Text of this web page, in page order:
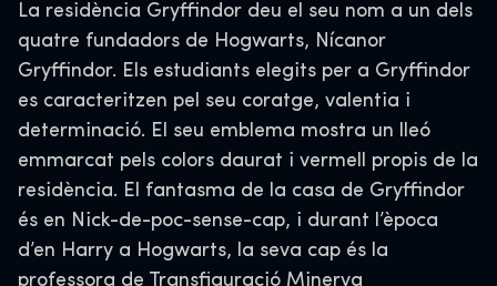
La residència Gryffindor deu el seu nom a un dels
quatre fundadors de Hogwarts, Nícanor
Gryffindor. Els estudiants elegits per a Gryffindor
es caracteritzen pel seu coratge, valentia i
determinació. El seu emblema mostra un lleó
emmarcat pels colors daurat i vermell propis de la
residència. El fantasma de la casa de Gryffindor
és en Nick-de-poc-sense-cap, i durant l’època
d’en Harry a Hogwarts, la seva cap és la
professora de Transfiguració Minerva